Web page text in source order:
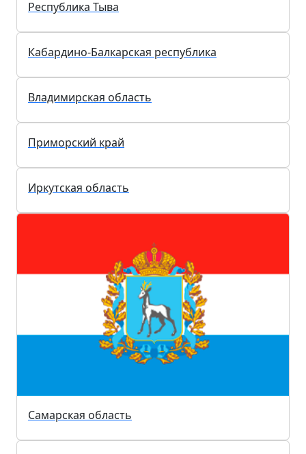
Санкт-Петербург
Амурская область